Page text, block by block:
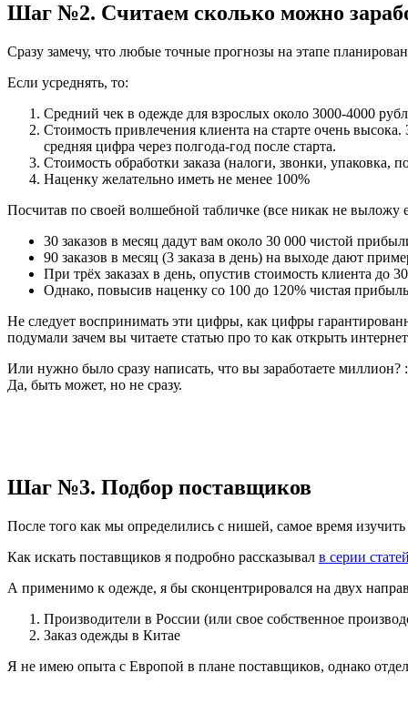
Шаг №2. Считаем сколько можно
Сразу замечу, что любые точные прогнозы на этапе
Если усреднять, то:
Средний чек в одежде для взрослых около 3000-4000
Стоимость привлечения клиента на старте очень
средняя цифра через полгода-год после старта.
Стоимость обработки заказа (налоги, звонки, упаковка,
Наценку желательно иметь не менее 100%
Посчитав по своей волшебной табличке (все никак не выложу
30 заказов в месяц дадут вам около 30 000 чистой
90 заказов в месяц (3 заказа в день) на выходе дают
При трёх заказах в день, опустив стоимость клиента до
Однако, повысив наценку со 100 до 120% чистая
Не следует воспринимать эти цифры, как цифры
подумали зачем вы читаете статью про то как открыть
Или нужно было сразу написать, что вы заработаете миллион?
Да, быть может, но не сразу.
Шаг №3. Подбор поставщиков
После того как мы определились с нишей, самое время
Как искать поставщиков я подробно рассказывал в серии статей
А применимо к одежде, я бы сконцентрировался на двух
Производители в России (или свое собственное
Заказ одежды в Китае
Я не имею опыта с Европой в плане поставщиков, однако